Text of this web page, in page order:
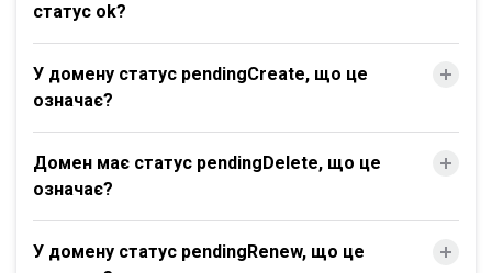
статус ok?
У домену статус pendingCreate, що це
означає?
Домен має статус pendingDelete, що це
означає?
У домену статус pendingRenew, що це